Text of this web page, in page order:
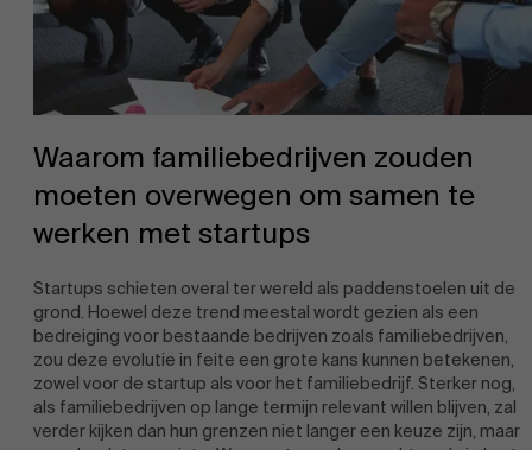
Ontdek onze faculty
Onderzoek
Over Antwerp Management School
Duurzaamheid op AMS
Partners
Waarom familiebedrijven zouden
moeten overwegen om samen te
werken met startups
Startups schieten overal ter wereld als paddenstoelen uit de
grond. Hoewel deze trend meestal wordt gezien als een
bedreiging voor bestaande bedrijven zoals familiebedrijven,
zou deze evolutie in feite een grote kans kunnen betekenen,
zowel voor de startup als voor het familiebedrijf. Sterker nog,
als familiebedrijven op lange termijn relevant willen blijven, zal
verder kijken dan hun grenzen niet langer een keuze zijn, maar